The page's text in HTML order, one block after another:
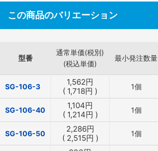
この商品のバリエーション
型番
通常単価(税別)
(税込単価)
最小発注数量
SG-106-3 1,562円
( 1,718円 ) 1個
SG-106-40 1,104円
( 1,214円 ) 1個
SG-106-50 2,286円
( 2,515円 ) 1個